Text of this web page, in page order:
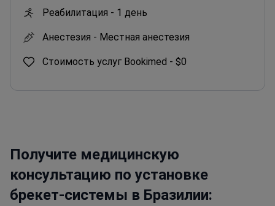
Реабилитация - 1 день
Анестезия - Местная анестезия
Стоимость услуг Bookimed - $0
Получите медицинскую
консультацию по установке
брекет-системы в Бразилии: